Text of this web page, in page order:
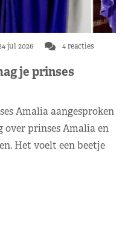
jul 2026 4 reacties
je prinses
Amalia aangesproken
over prinses Amalia en
Het voelt een beetje